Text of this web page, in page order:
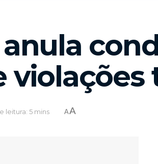
violações
leitura: 5 mins AA